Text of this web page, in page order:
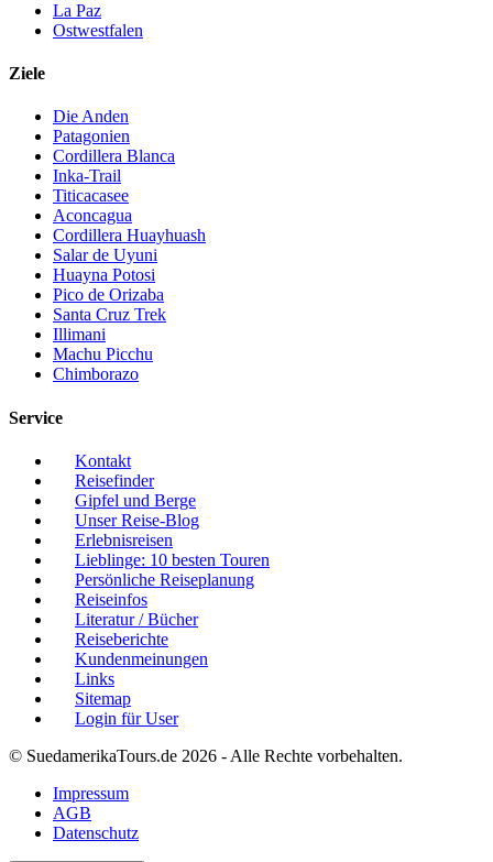
La Paz
Ostwestfalen
Ziele
Die Anden
Patagonien
Cordillera Blanca
Inka-Trail
Titicacasee
Aconcagua
Cordillera Huayhuash
Salar de Uyuni
Huayna Potosi
Pico de Orizaba
Santa Cruz Trek
Illimani
Machu Picchu
Chimborazo
Service
Kontakt
Reisefinder
Gipfel und Berge
Unser Reise-Blog
Erlebnisreisen
Lieblinge: 10 besten Touren
Persönliche Reiseplanung
Reiseinfos
Literatur / Bücher
Reiseberichte
Kundenmeinungen
Links
Sitemap
Login für User
© SuedamerikaTours.de 2026 - Alle Rechte vorbehalten.
Impressum
AGB
Datenschutz